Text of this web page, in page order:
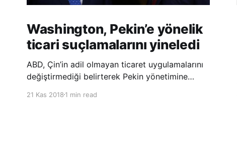
Washington, Pekin’e yönelik
ticari suçlamalarını yineledi
ABD, Çin’in adil olmayan ticaret uygulamalarını
değiştirmediği belirterek Pekin yönetimine
Temsilciliği’nin Çin’in fikri mülkiyet ve teknoloji
21 Kas 20181 min read